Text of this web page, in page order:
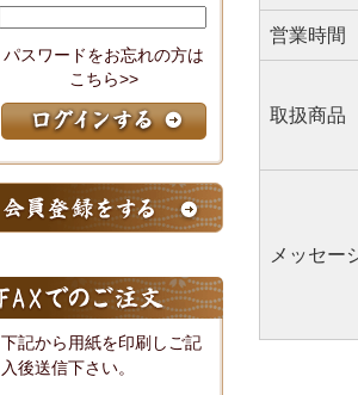
パスワードをお忘れの方は
こちら>>
下記から用紙を印刷しご記
入後送信下さい。
営業時間
取扱商品
メッセー